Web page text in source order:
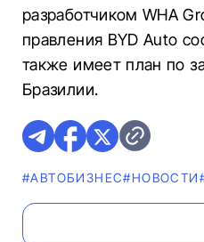
разработчиком WHA
правления BYD Auto
также имеет план по
Бразилии.
#AВТОБИЗНЕС#НОВОСТИ